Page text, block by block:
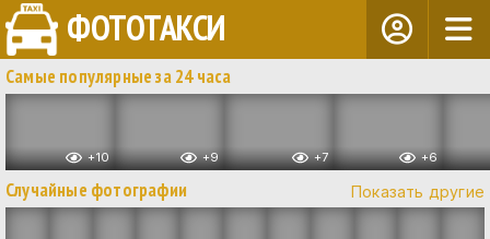
ФОТОТАКСИ
Самые популярные за 24 часа
+10 +9 +7 +6
Показать другие
Случайные фотографии